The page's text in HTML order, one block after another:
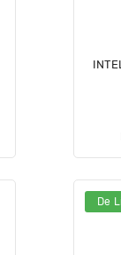
De